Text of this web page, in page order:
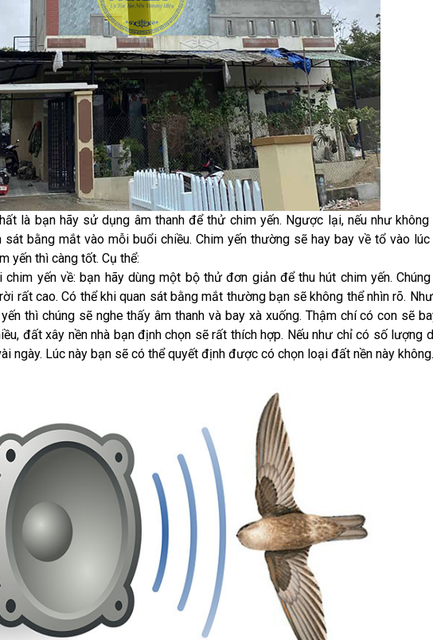
là bạn hãy sử dụng âm thanh để thử chim yến. Ngược lại, nếu như
bằng mắt vào mỗi buổi chiều. Chim yến thường sẽ hay bay về tổ vào lúc
yến thì càng tốt. Cụ thể:
yến về: bạn hãy dùng một bộ thử đơn giản để thu hút chim yến.
rất cao. Có thể khi quan sát bằng mắt thường bạn sẽ không thể nhìn rõ.
thì chúng sẽ nghe thấy âm thanh và bay xà xuống. Thậm chí có con sẽ
đất xây nền nhà bạn định chọn sẽ rất thích hợp. Nếu như chỉ có số lượng
ngày. Lúc này bạn sẽ có thể quyết định được có chọn loại đất nền này không.